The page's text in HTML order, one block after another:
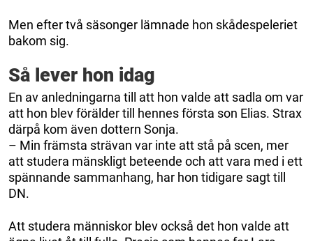
Men efter två säsonger lämnade hon skådespeleriet
bakom sig.
Så lever hon idag
En av anledningarna till att hon valde att sadla om var
att hon blev förälder till hennes första son Elias. Strax
därpå kom även dottern Sonja.
– Min främsta strävan var inte att stå på scen, mer
att studera mänskligt beteende och att vara med i ett
spännande sammanhang, har hon tidigare sagt till
DN.
Att studera människor blev också det hon valde att